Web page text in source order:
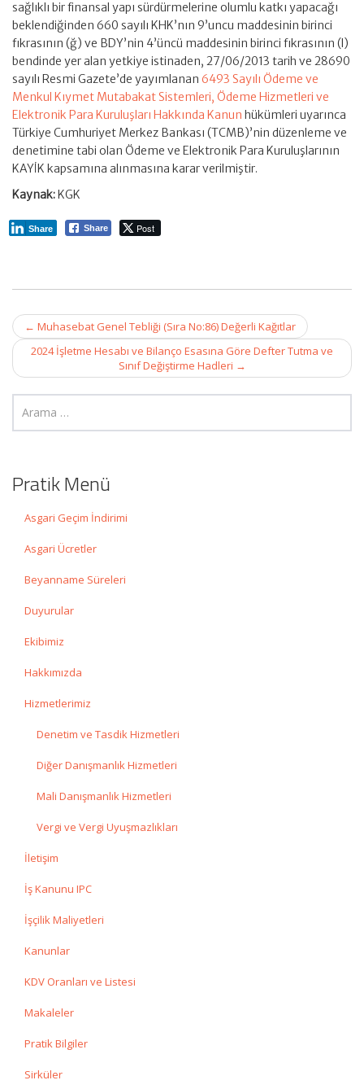
sağlıklı bir finansal yapı sürdürmelerine olumlu katkı yapacağı
beklendiğinden 660 sayılı KHK’nın 9’uncu maddesinin birinci
fıkrasının (ğ) ve BDY’nin 4’üncü maddesinin birinci fıkrasının (l)
bendinde yer alan yetkiye istinaden, 27/06/2013 tarih ve 28690
sayılı Resmi Gazete’de yayımlanan 6493 Sayılı Ödeme ve
Menkul Kıymet Mutabakat Sistemleri, Ödeme Hizmetleri ve
Elektronik Para Kuruluşları Hakkında Kanun hükümleri uyarınca
Türkiye Cumhuriyet Merkez Bankası (TCMB)’nin düzenleme ve
denetimine tabi olan Ödeme ve Elektronik Para Kuruluşlarının
KAYİK kapsamına alınmasına karar verilmiştir.
Kaynak:KGK
Share Post
Share
Post
navigation
← Muhasebat Genel Tebliği (Sıra No:86) Değerli Kağıtlar
2024 İşletme Hesabı ve Bilanço Esasına Göre Defter Tutma ve
Sınıf Değiştirme Hadleri →
Pratik Menü
Asgari Geçim İndirimi
Asgari Ücretler
Beyanname Süreleri
Duyurular
Ekibimiz
Hakkımızda
Hizmetlerimiz
Denetim ve Tasdik Hizmetleri
Diğer Danışmanlık Hizmetleri
Mali Danışmanlık Hizmetleri
Vergi ve Vergi Uyuşmazlıkları
İletişim
İş Kanunu IPC
İşçilik Maliyetleri
Kanunlar
KDV Oranları ve Listesi
Makaleler
Pratik Bilgiler
Sirküler